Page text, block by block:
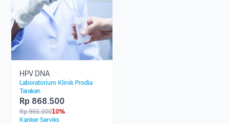
HPV DNA
Laboratorium Klinik Prodia
Tarakan
Rp 868.500
Rp 965.00010%
Kanker Serviks